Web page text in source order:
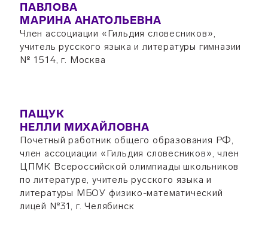
ПАВЛОВА
МАРИНА АНАТОЛЬЕВНА
Член ассоциации «Гильдия словесников»,
учитель русского языка и литературы гимназии
№ 1514, г. Москва
ПАЩУК
НЕЛЛИ МИХАЙЛОВНА
Почетный работник общего образования РФ,
член ассоциации «Гильдия словесников», член
ЦПМК Всероссийской олимпиады школьников
по литературе, учитель русского языка и
литературы МБОУ физико-математический
лицей №31, г. Челябинск